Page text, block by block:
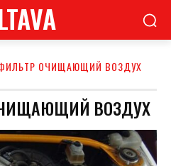
ОЧИЩАЮЩИЙ ВОЗДУХ
ВОЗДУХ